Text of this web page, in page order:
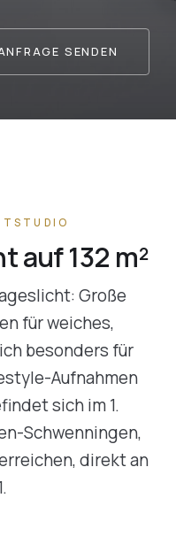
SENDEN
auf 132 m²
Große
für weiches,
besonders für
Aufnahmen
sich im 1.
Schwenningen,
direkt an